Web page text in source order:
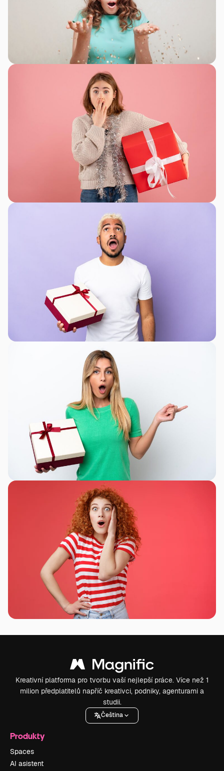
Kreativní platforma pro tvorbu vaší nejlepší práce. Více než 1
milion předplatitelů napříč kreativci, podniky, agenturami a
studii.
Čeština
Produkty
Spaces
AI asistent